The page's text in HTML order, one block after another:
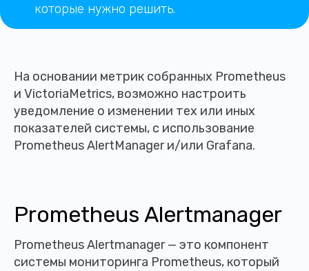
которые нужно решить.
На основании метрик собранных Prometheus
и VictoriaMetrics, возможно настроить
уведомление о изменении тех или иных
показателей системы, с использование
Prometheus AlertManager и/или Grafana.
Prometheus Alertmanager
Prometheus Alertmanager — это компонент
системы мониторинга Prometheus, который